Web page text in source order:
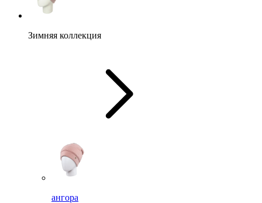
Зимняя коллекция
ангора